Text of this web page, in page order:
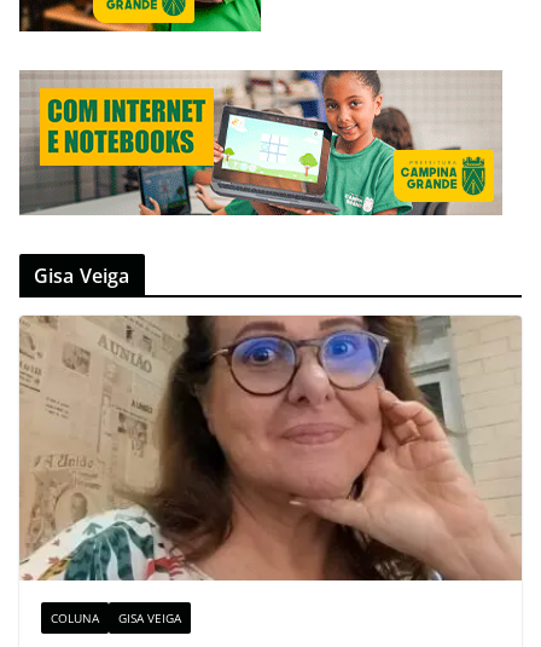
Gisa Veiga
COLUNA GISA VEIGA